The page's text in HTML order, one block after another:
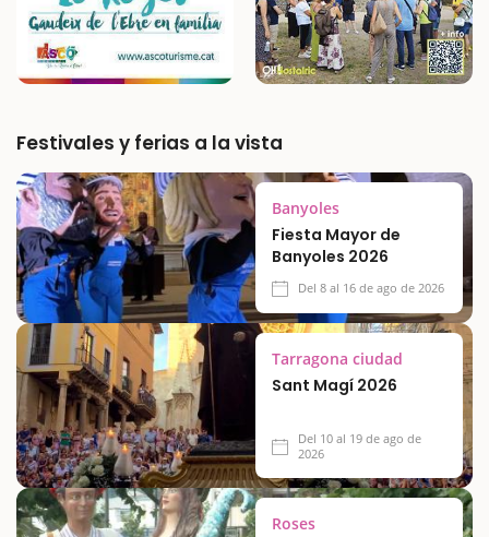
Festivales y ferias a la vista
Banyoles
Fiesta Mayor de
Banyoles 2026
Del 8 al 16 de ago de 2026
Tarragona ciudad
Sant Magí 2026
Del 10 al 19 de ago de
2026
Roses